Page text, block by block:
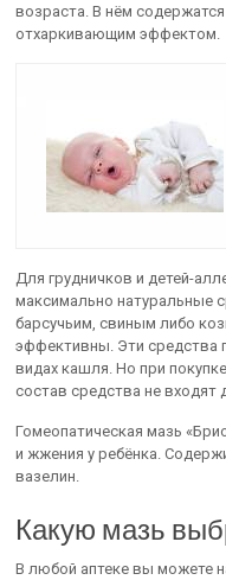
возраста. В нём
отхаркивающим эффектом.
Для грудничков и детей-
максимально натуральные
барсучьим, свиным либо
эффективны. Эти средства
видах кашля. Но при
состав средства не входят
Гомеопатическая мазь
и жжения у ребёнка.
вазелин.
Какую мазь
В любой аптеке вы можете